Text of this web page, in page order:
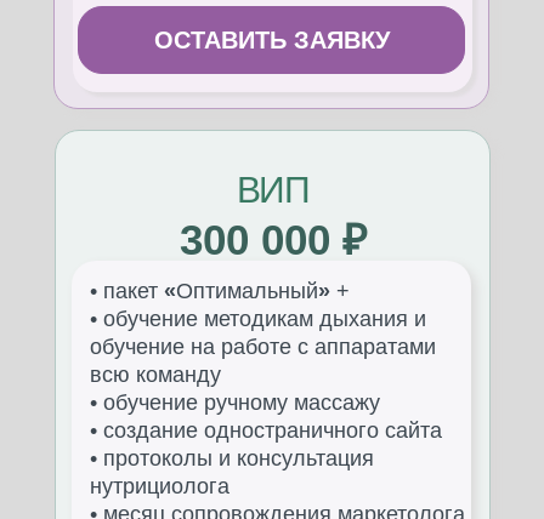
• пакет «Оптимальный» +
• обучение методикам дыхания и
обучение на работе с аппаратами
всю команду
• обучение ручному массажу
• создание одностраничного сайта
• протоколы и консультация
нутрициолога
• месяц сопровождения маркетолога
300 000 ₽
ВИП
ОСТАВИТЬ ЗАЯВКУ